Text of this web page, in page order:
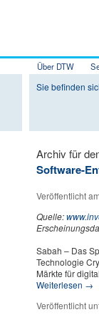
Zum Inhalt
Zum
Über DTW
Sie befinden
Archiv für
Software-
Veröffentlicht
Quelle:
Sabah – Das
Technologie
Märkte für
Weiterlesen →
Veröffentlicht